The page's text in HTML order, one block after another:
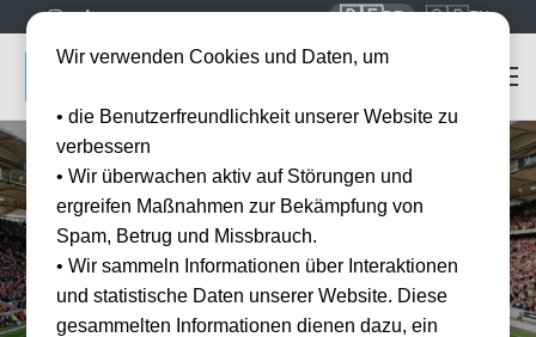
🇩🇪DE 🇬🇧EN
Wir verwenden Cookies und Daten, um
• die Benutzerfreundlichkeit unserer Website zu
verbessern
• Wir überwachen aktiv auf Störungen und
ergreifen Maßnahmen zur Bekämpfung von
Spam, Betrug und Missbrauch.
• Wir sammeln Informationen über Interaktionen
und statistische Daten unserer Website. Diese
gesammelten Informationen dienen dazu, ein